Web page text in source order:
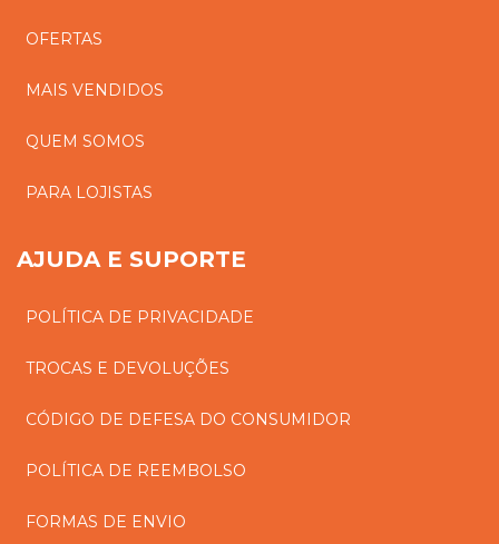
OFERTAS
MAIS VENDIDOS
QUEM SOMOS
PARA LOJISTAS
AJUDA E SUPORTE
POLÍTICA DE PRIVACIDADE
TROCAS E DEVOLUÇÕES
CÓDIGO DE DEFESA DO CONSUMIDOR
POLÍTICA DE REEMBOLSO
FORMAS DE ENVIO